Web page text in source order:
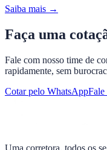
Saiba mais →
Faça uma
Fale com nosso time de
rapidamente, sem
Cotar pelo WhatsAppFale